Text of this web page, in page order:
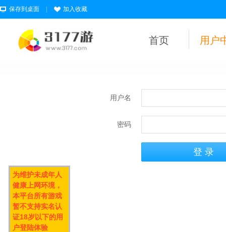
保存到桌面 加入收藏
首页 用户
用户名
密码
为维护未成年人
健康上网环境，
本平台所有游戏
暂不支持实名认
证18岁以下的用
户登陆体验